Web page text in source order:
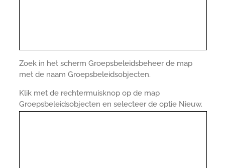
Zoek in het scherm Groepsbeleidsbeheer de map
met de naam Groepsbeleidsobjecten.
Klik met de rechtermuisknop op de map
Groepsbeleidsobjecten en selecteer de optie Nieuw.